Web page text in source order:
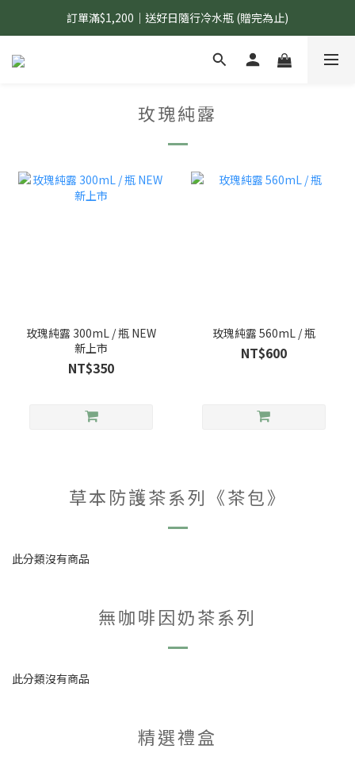
國內$899免運｜加LINE好友領70元優惠券
訂單滿$1,200｜送好日隨行冷水瓶 (贈完為止)
國內$899免運｜加LINE好友領70元優惠券
玫瑰純露
玫瑰純露 300mL / 瓶 NEW
新上市
NT$350
玫瑰純露 560mL / 瓶
NT$600
草本防護茶系列《茶包》
此分類沒有商品
無咖啡因奶茶系列
此分類沒有商品
精選禮盒